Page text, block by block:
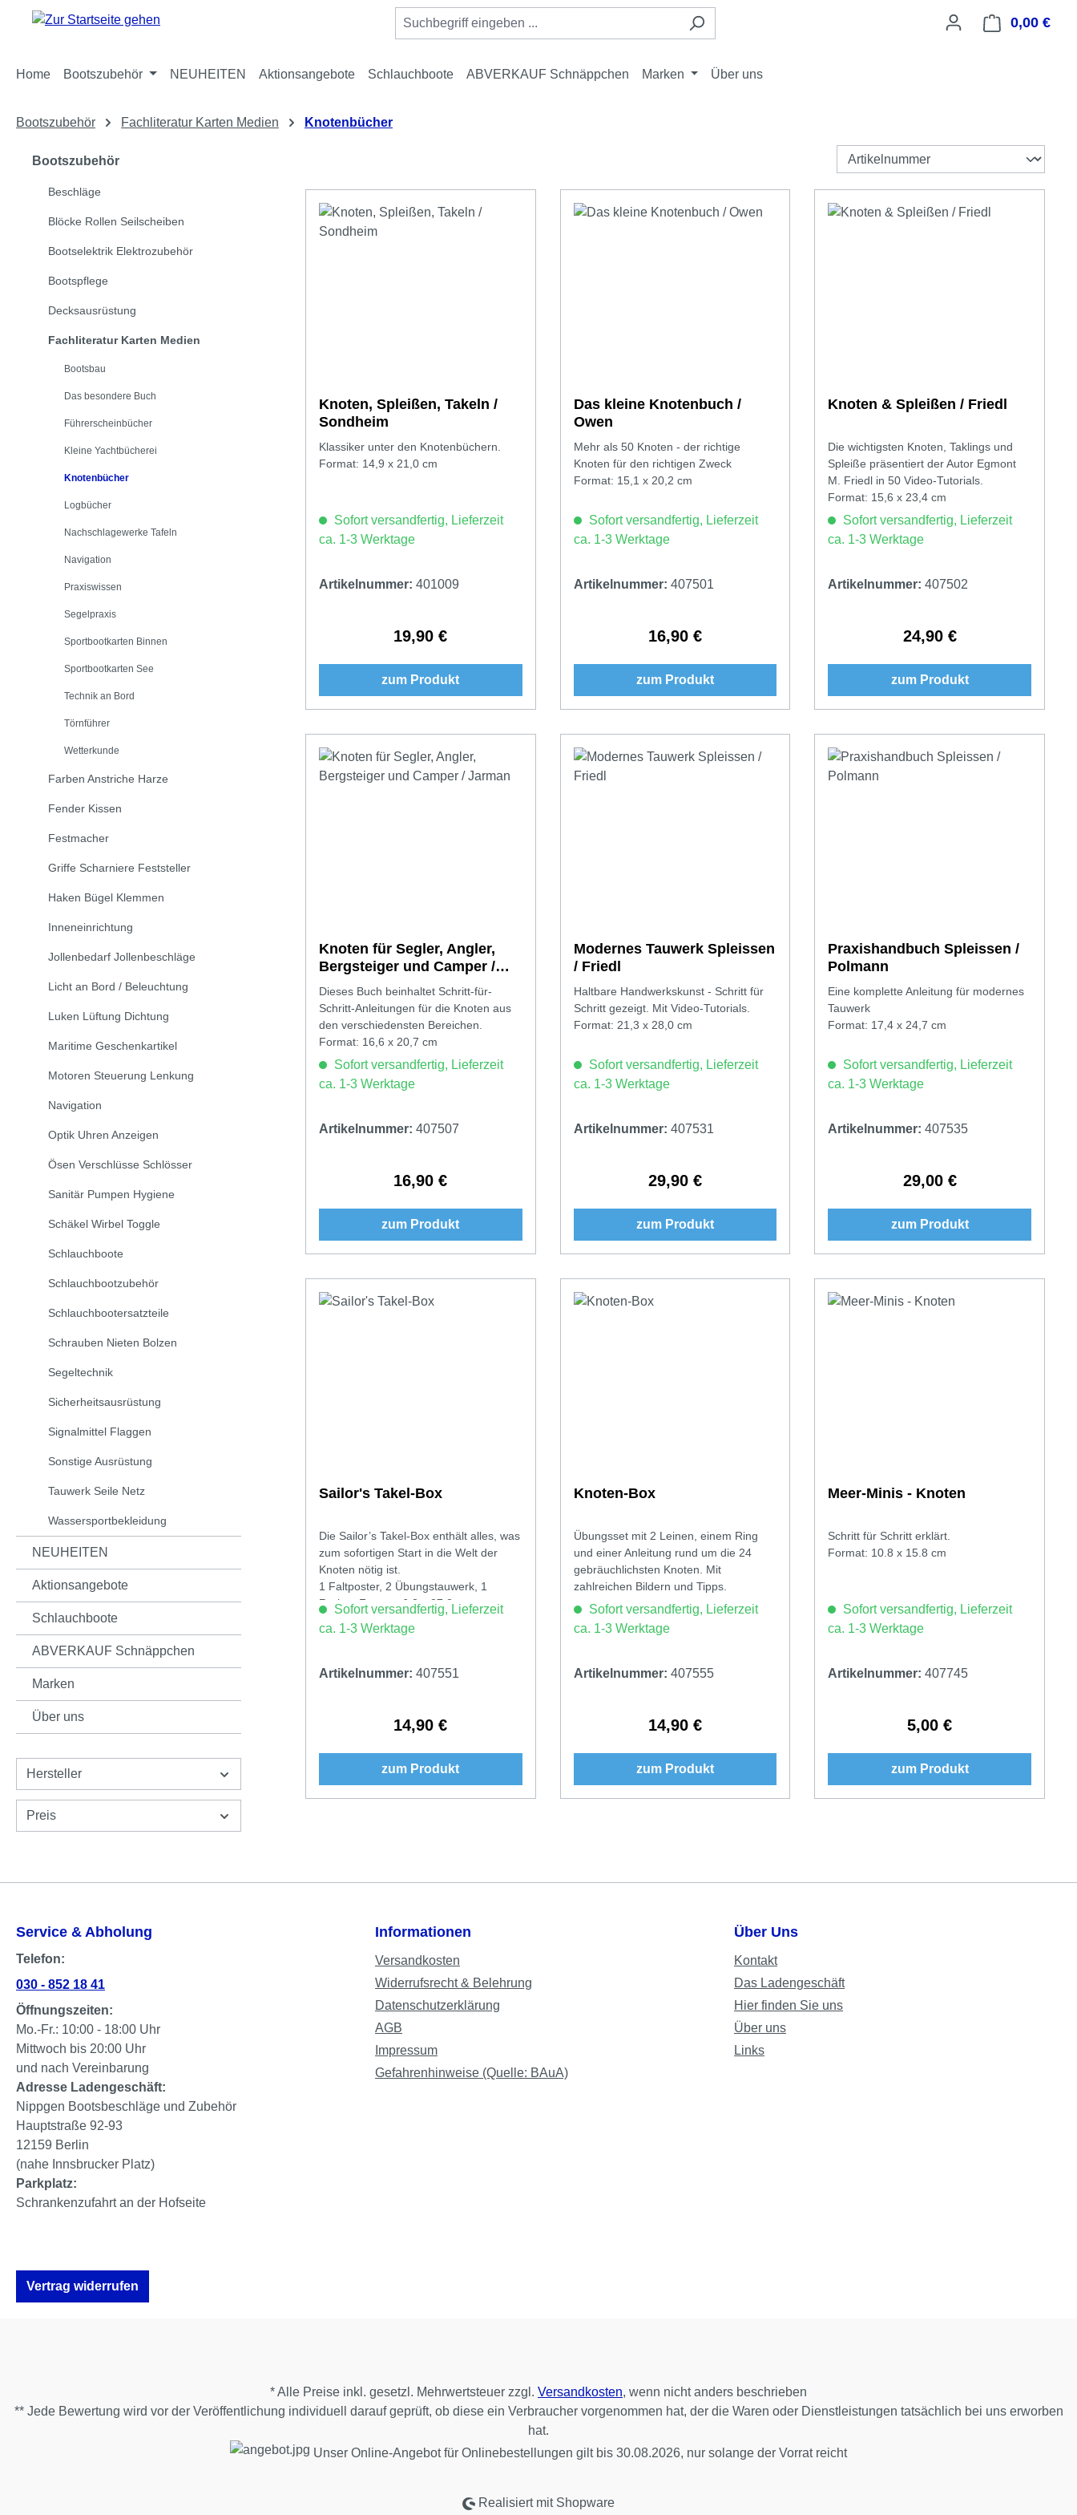
Hauptinhalt springen
Zur Suche springen
Zur Hauptnavigation springen 0,00 €
Home Bootszubehör NEUHEITEN Aktionsangebote Schlauchboote ABVERKAUF Schnäppchen Marken Über uns
Bootszubehör Fachliteratur Karten Medien Knotenbücher
Bootszubehör
Beschläge
Blöcke Rollen Seilscheiben
Bootselektrik Elektrozubehör
Bootspflege
Decksausrüstung
Fachliteratur Karten Medien
Bootsbau
Das besondere Buch
Führerscheinbücher
Kleine Yachtbücherei
Knotenbücher
Logbücher
Nachschlagewerke Tafeln
Navigation
Praxiswissen
Segelpraxis
Sportbootkarten Binnen
Sportbootkarten See
Technik an Bord
Törnführer
Wetterkunde
Farben Anstriche Harze
Fender Kissen
Festmacher
Griffe Scharniere Feststeller
Haken Bügel Klemmen
Inneneinrichtung
Jollenbedarf Jollenbeschläge
Licht an Bord / Beleuchtung
Luken Lüftung Dichtung
Maritime Geschenkartikel
Motoren Steuerung Lenkung
Navigation
Optik Uhren Anzeigen
Ösen Verschlüsse Schlösser
Sanitär Pumpen Hygiene
Schäkel Wirbel Toggle
Schlauchboote
Schlauchbootzubehör
Schlauchbootersatzteile
Schrauben Nieten Bolzen
Segeltechnik
Sicherheitsausrüstung
Signalmittel Flaggen
Sonstige Ausrüstung
Tauwerk Seile Netz
Wassersportbekleidung
NEUHEITEN
Aktionsangebote
Schlauchboote
ABVERKAUF Schnäppchen
Marken
Über uns
Hersteller
Preis
Knoten, Spleißen, Takeln /
Sondheim
Klassiker unter den Knotenbüchern.
Format: 14,9 x 21,0 cm
Sofort versandfertig, Lieferzeit
ca. 1-3 Werktage
Artikelnummer: 401009
Regulärer Preis:
19,90 €
zum Produkt
Das kleine Knotenbuch /
Owen
Mehr als 50 Knoten - der richtige
Knoten für den richtigen Zweck
Format: 15,1 x 20,2 cm
Sofort versandfertig, Lieferzeit
ca. 1-3 Werktage
Artikelnummer: 407501
Regulärer Preis:
16,90 €
zum Produkt
Knoten & Spleißen / Friedl
Die wichtigsten Knoten, Taklings und
Spleiße präsentiert der Autor Egmont
M. Friedl in 50 Video-Tutorials.
Format: 15,6 x 23,4 cm
Sofort versandfertig, Lieferzeit
ca. 1-3 Werktage
Artikelnummer:407502
Regulärer Preis:
24,90 €
zum Produkt
Knoten für Segler, Angler,
Bergsteiger und Camper /
Jarman
Dieses Buch beinhaltet Schritt-für-
Schritt-Anleitungen für die Knoten aus
den verschiedensten Bereichen.
Format: 16,6 x 20,7 cm
Sofort versandfertig, Lieferzeit
ca. 1-3 Werktage
Artikelnummer: 407507
Regulärer Preis:
16,90 €
zum Produkt
Modernes Tauwerk Spleissen
/ Friedl
Haltbare Handwerkskunst - Schritt für
Schritt gezeigt. Mit Video-Tutorials.
Format: 21,3 x 28,0 cm
Sofort versandfertig, Lieferzeit
ca. 1-3 Werktage
Artikelnummer: 407531
Regulärer Preis:
29,90 €
zum Produkt
Praxishandbuch Spleissen /
Polmann
Eine komplette Anleitung für modernes
Tauwerk
Format: 17,4 x 24,7 cm
Sofort versandfertig, Lieferzeit
ca. 1-3 Werktage
Artikelnummer:407535
Regulärer Preis:
29,00 €
zum Produkt
Sailor's Takel-Box
Die Sailor’s Takel-Box enthält alles, was
zum sofortigen Start in die Welt der
Knoten nötig ist.
1 Faltposter, 2 Übungstauwerk, 1
Roring, Format: 6,3 x 27,2 cm
Sofort versandfertig, Lieferzeit
ca. 1-3 Werktage
Artikelnummer: 407551
Regulärer Preis:
14,90 €
zum Produkt
Knoten-Box
Übungsset mit 2 Leinen, einem Ring
und einer Anleitung rund um die 24
gebräuchlichsten Knoten. Mit
zahlreichen Bildern und Tipps.
Sofort versandfertig, Lieferzeit
ca. 1-3 Werktage
Artikelnummer: 407555
Regulärer Preis:
14,90 €
zum Produkt
Meer-Minis - Knoten
Schritt für Schritt erklärt.
Format: 10.8 x 15.8 cm
Sofort versandfertig, Lieferzeit
ca. 1-3 Werktage
Artikelnummer:407745
Regulärer Preis:
5,00 €
zum Produkt
Service & Abholung
Telefon:
030 - 852 18 41
Öffnungszeiten:
Mo.-Fr.: 10:00 - 18:00 Uhr
Mittwoch bis 20:00 Uhr
und nach Vereinbarung
Adresse Ladengeschäft:
Nippgen Bootsbeschläge und Zubehör
Hauptstraße 92-93
12159 Berlin
(nahe Innsbrucker Platz)
Parkplatz:
Schrankenzufahrt an der Hofseite
Vertrag widerrufen
Informationen
Versandkosten
Widerrufsrecht & Belehrung
Datenschutzerklärung
AGB
Impressum
Gefahrenhinweise (Quelle: BAuA)
Über Uns
Kontakt
Das Ladengeschäft
Hier finden Sie uns
Über uns
Links
* Alle Preise inkl. gesetzl. Mehrwertsteuer zzgl. Versandkosten, wenn nicht anders beschrieben
** Jede Bewertung wird vor der Veröffentlichung individuell darauf geprüft, ob diese ein Verbraucher vorgenommen hat, der die Waren oder Dienstleistungen tatsächlich bei uns erworben
hat.
Unser Online-Angebot für Onlinebestellungen gilt bis 30.08.2026, nur solange der Vorrat reicht
Realisiert mit Shopware